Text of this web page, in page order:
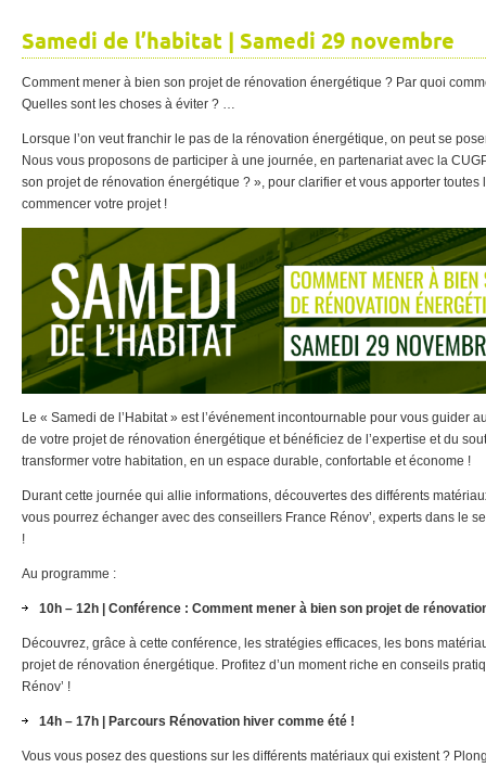
Samedi de l’habitat | Samedi 29 novembre
Comment mener à bien son projet de rénovation énergétique ? Par quoi
Quelles sont les choses à éviter ? …
Lorsque l’on veut franchir le pas de la rénovation énergétique, on peut se
Nous vous proposons de participer à une journée, en partenariat avec la
son projet de rénovation énergétique ? », pour clarifier et vous apporter
commencer votre projet !
Le « Samedi de l’Habitat » est l’événement incontournable pour vous guider
de votre projet de rénovation énergétique et bénéficiez de l’expertise et du
transformer votre habitation, en un espace durable, confortable et économe !
Durant cette journée qui allie informations, découvertes des différents
vous pourrez échanger avec des conseillers France Rénov’, experts dans le
!
Au programme :
10h – 12h | Conférence : Comment mener à bien son projet de
Découvrez, grâce à cette conférence, les stratégies efficaces, les bons
projet de rénovation énergétique. Profitez d’un moment riche en conseils
Rénov’ !
14h – 17h | Parcours Rénovation hiver comme été !
Vous vous posez des questions sur les différents matériaux qui existent ?